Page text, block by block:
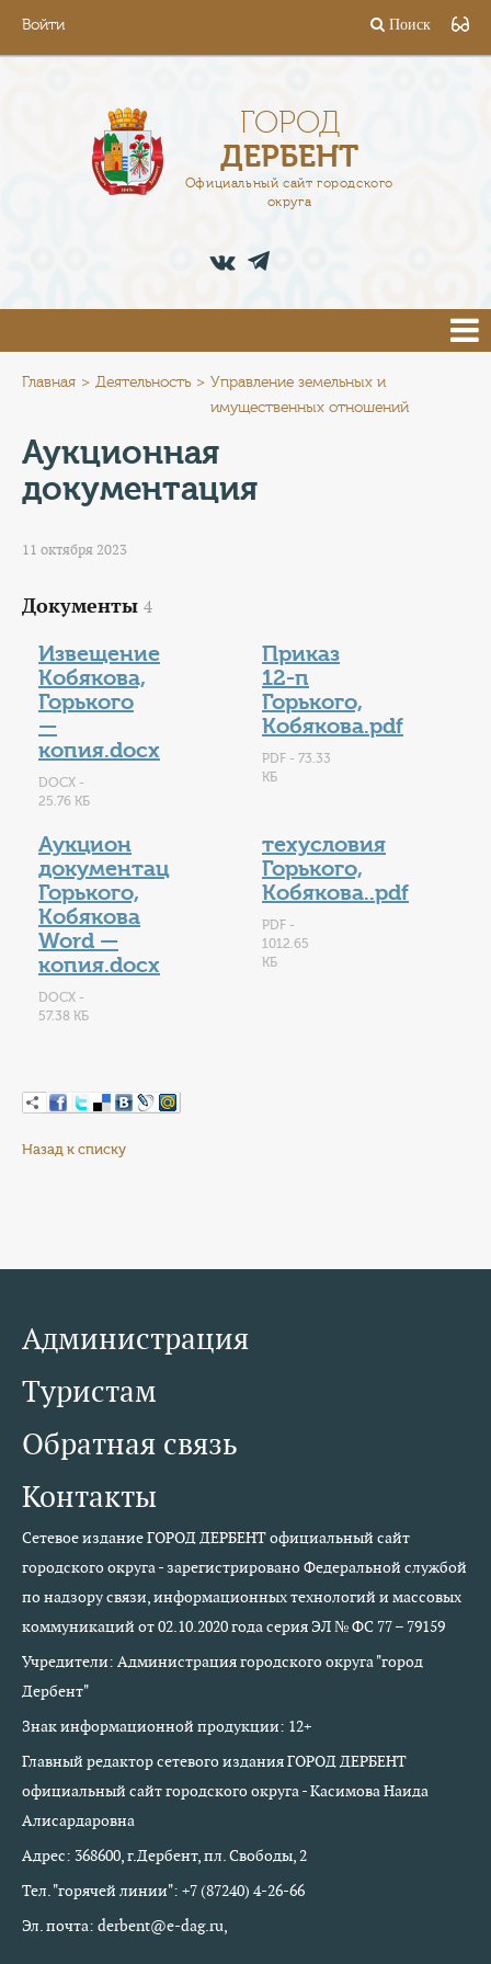
Войти Поиск
ГОРОД
ДЕРБЕНТ
Официальный сайт городского
округа
АДМИНИСТРАЦИЯ
ПРЕСС-ЦЕНТР
ТУРИСТАМ
КОНТАКТЫ
ТАРИФЫ
ГЕРОИ Z
КАТАЛОГ УСЛУГ
СЛУЖБА ПО КОНТРАКТУ
Главная Деятельность
Управление земельных и
имущественных отношений
Аукционная
документация
11 октября 2023
Документы 4
Извещение
Кобякова,
Горького
—
копия.docx
DOCX -
25.76 КБ
Приказ
12-п
Горького,
Кобякова.pdf
PDF - 73.33
КБ
Аукцион
документац
Горького,
Кобякова
Word —
копия.docx
DOCX -
57.38 КБ
техусловия
Горького,
Кобякова..pdf
PDF -
1012.65
КБ
Назад к списку
Администрация
Туристам
Обратная связь
Контакты
Сетевое издание ГОРОД ДЕРБЕНТ официальный сайт
городского округа - зарегистрировано Федеральной службой
по надзору связи, информационных технологий и массовых
коммуникаций от 02.10.2020 года серия ЭЛ № ФС 77 – 79159
Учредители: Администрация городского округа "город
Дербент"
Знак информационной продукции: 12+
Главный редактор сетевого издания ГОРОД ДЕРБЕНТ
официальный сайт городского округа - Касимова Наида
Алисардаровна
Адрес: 368600, г.Дербент, пл. Свободы, 2
Тел. "горячей линии": +7 (87240) 4-26-66
Эл. почта: derbent@e-dag.ru,